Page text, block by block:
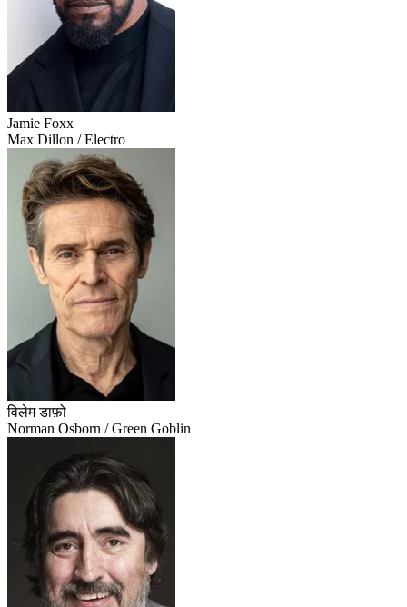
Jamie Foxx
Max Dillon / Electro
विलेम डाफ़ो
Norman Osborn / Green Goblin